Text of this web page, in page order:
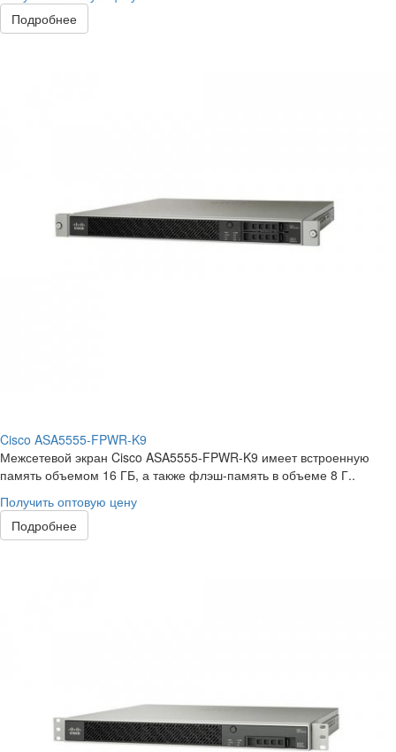
Подробнее
Cisco ASA5555-FPWR-K9
Межсетевой экран Cisco ASA5555-FPWR-K9 имеет встроенную
память объемом 16 ГБ, а также флэш-память в объеме 8 Г..
Получить оптовую цену
Подробнее